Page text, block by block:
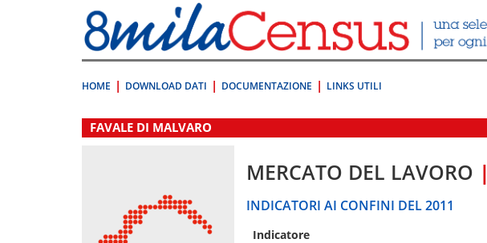
direttamente
a:
Contenuto
HOME DOWNLOAD DATI DOCUMENTAZIONE LINKS UTILI
.
FAVALE DI MALVARO
MERCATO DEL LAVORO |
INDICATORI AI CONFINI DEL 2011
Indicatore